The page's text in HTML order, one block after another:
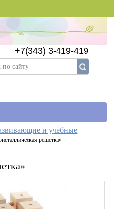
+7(343) 3-419-419
+7(343) 383-89-69
и учебные
решетка»